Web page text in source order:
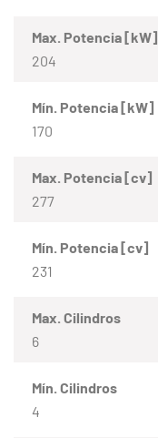
Max. Potencia [kW]
204
Mín. Potencia [kW]
170
Max. Potencia [cv]
277
Mín. Potencia [cv]
231
Max. Cilindros
6
Mín. Cilindros
4